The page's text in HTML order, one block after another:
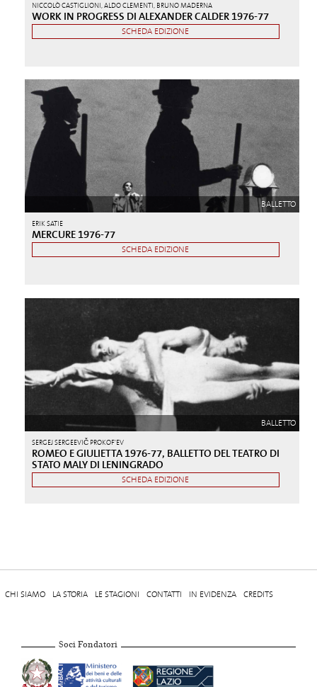
NICCOLÒ CASTIGLIONI, ALDO CLEMENTI, BRUNO MADERNA
WORK IN PROGRESS DI ALEXANDER CALDER 1976-77
SCHEDA EDIZIONE
BALLETTO
ERIK SATIE
MERCURE 1976-77
SCHEDA EDIZIONE
BALLETTO
SERGEJ SERGEEVIČ PROKOF'EV
ROMEO E GIULIETTA 1976-77, BALLETTO DEL TEATRO DI
STATO MALY DI LENINGRADO
SCHEDA EDIZIONE
CHI SIAMO LA STORIA LE STAGIONI CONTATTI IN EVIDENZA CREDITS
Soci Fondatori